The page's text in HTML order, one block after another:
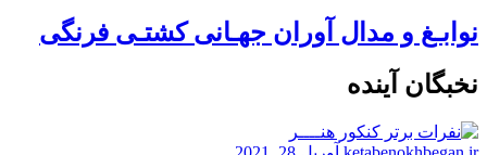
نوابـغ و مدال آوران جهـانی کشتـی فرنگی
نخبگان آینده